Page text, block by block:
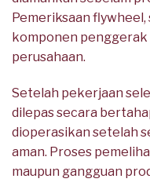
Pemeriksaan flywheel,
komponen penggerak
perusahaan.
Setelah pekerjaan
dilepas secara
dioperasikan setelah
aman. Proses
maupun gangguan